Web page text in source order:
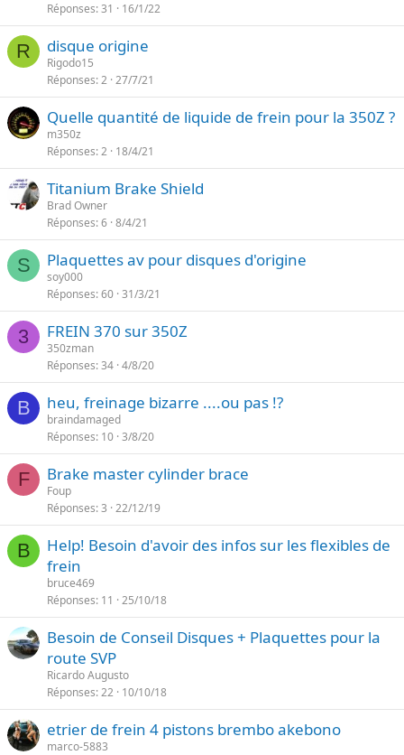
Réponses 31 16/1/22
R disque origine
Rigodo15
Réponses 2 27/7/21
Quelle quantité de liquide de frein pour la 350Z ?
m350z
Réponses 2 18/4/21
Titanium Brake Shield
Brad Owner
Réponses 6 8/4/21
S Plaquettes av pour disques d'origine
soy000
Réponses 60 31/3/21
3 FREIN 370 sur 350Z
350zman
Réponses 34 4/8/20
B heu, freinage bizarre ....ou pas !?
braindamaged
Réponses 10 3/8/20
F Brake master cylinder brace
Foup
Réponses 3 22/12/19
B
Help! Besoin d'avoir des infos sur les flexibles de
frein
bruce469
Réponses 11 25/10/18
Besoin de Conseil Disques + Plaquettes pour la
route SVP
Ricardo Augusto
Réponses 22 10/10/18
etrier de frein 4 pistons brembo akebono
marco-5883